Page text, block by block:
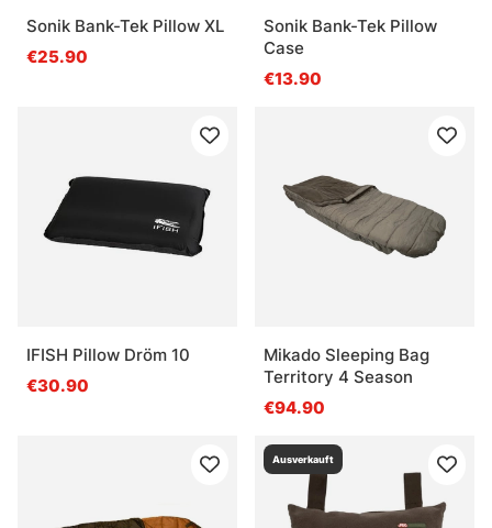
Sonik Bank-Tek Pillow XL
€25.90
Sonik Bank-Tek Pillow
Case
€13.90
IFISH Pillow Dröm 10
€30.90
Mikado Sleeping Bag
Territory 4 Season
€94.90
Ausverkauft